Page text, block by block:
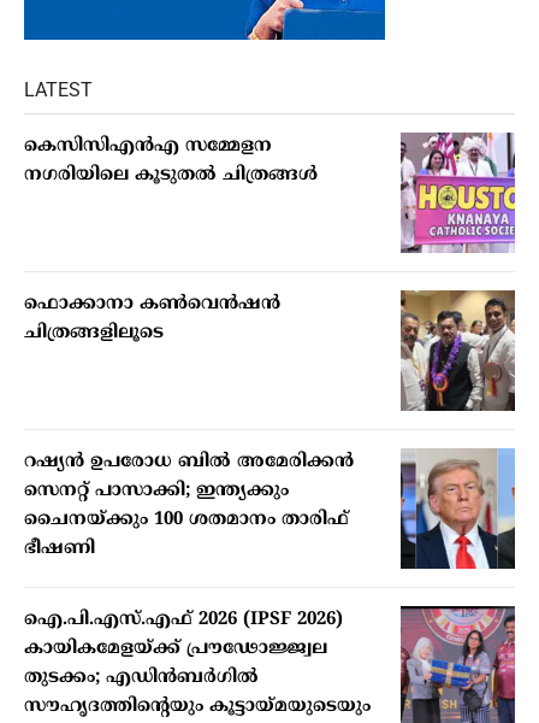
LATEST
കെസിസിഎന്‍എ സമ്മേളന
നഗരിയിലെ കൂടുതല്‍ ചിത്രങ്ങള്‍
ഫൊക്കാനാ കണ്‍വെന്‍ഷന്‍
ചിത്രങ്ങളിലൂടെ
റഷ്യന്‍ ഉപരോധ ബില്‍ അമേരിക്കന്‍
സെനറ്റ് പാസാക്കി; ഇന്ത്യക്കും
ചൈനയ്ക്കും 100 ശതമാനം താരിഫ്
ഭീഷണി
ഐ.പി.എസ്.എഫ് 2026 (IPSF 2026)
കായികമേളയ്ക്ക് പ്രൗഢോജ്ജ്വല
തുടക്കം; എഡിന്‍ബര്‍ഗില്‍
സൗഹൃദത്തിന്റെയും കൂട്ടായ്മയുടെയും